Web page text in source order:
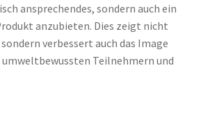
ansprechendes, sondern auch ein
anzubieten. Dies zeigt nicht
verbessert auch das Image
Teilnehmern und